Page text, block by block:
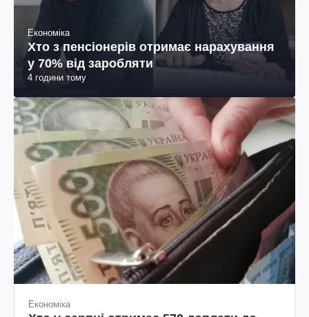
Економіка
Хто з пенсіонерів отримає нарахування
у 70% від заробляти
4 години тому
Економіка